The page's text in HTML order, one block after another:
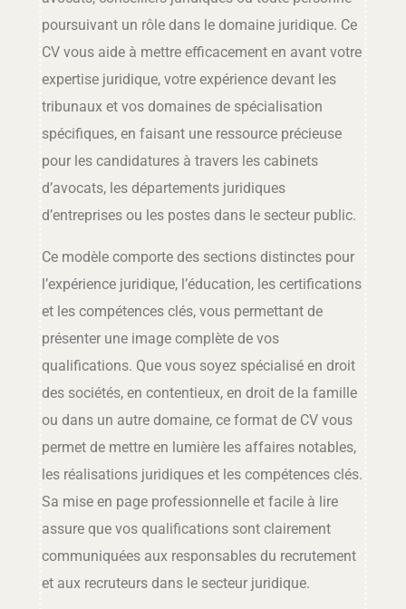
poursuivant un rôle dans le domaine juridique. Ce
CV vous aide à mettre efficacement en avant votre
expertise juridique, votre expérience devant les
tribunaux et vos domaines de spécialisation
spécifiques, en faisant une ressource précieuse
pour les candidatures à travers les cabinets
d’avocats, les départements juridiques
d’entreprises ou les postes dans le secteur public.
Ce modèle comporte des sections distinctes pour
l’expérience juridique, l’éducation, les certifications
et les compétences clés, vous permettant de
présenter une image complète de vos
qualifications. Que vous soyez spécialisé en droit
des sociétés, en contentieux, en droit de la famille
ou dans un autre domaine, ce format de CV vous
permet de mettre en lumière les affaires notables,
les réalisations juridiques et les compétences clés.
Sa mise en page professionnelle et facile à lire
assure que vos qualifications sont clairement
communiquées aux responsables du recrutement
et aux recruteurs dans le secteur juridique.